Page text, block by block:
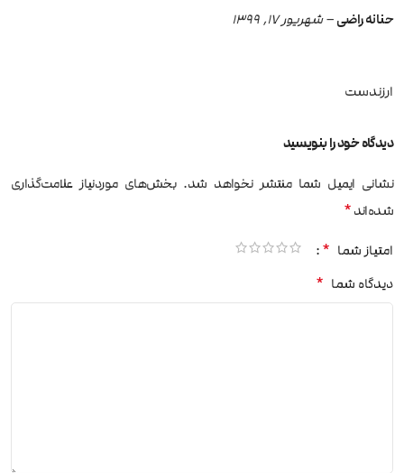
حنانه راضی–شهریور 17, 1399
ارزندست
دیدگاه خود را بنویسید
نشانی ایمیل شما منتشر نخواهد شد. بخش‌های موردنیاز علامت‌گذاری
شده‌اند*
امتیاز شما *
دیدگاه شما *